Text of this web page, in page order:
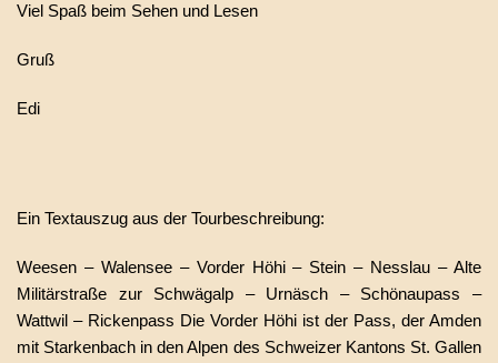
Viel Spaß beim Sehen und Lesen
Gruß
Edi
Ein Textauszug aus der Tourbeschreibung:
Weesen – Walensee – Vorder Höhi – Stein – Nesslau – Alte
Militärstraße zur Schwägalp – Urnäsch – Schönaupass –
Wattwil – Rickenpass Die Vorder Höhi ist der Pass, der Amden
mit Starkenbach in den Alpen des Schweizer Kantons St. Gallen